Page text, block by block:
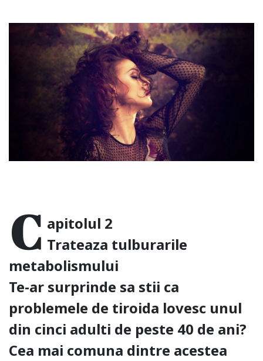
C apitolul 2
Trateaza tulburarile
metabolismului
Te-ar surprinde sa stii ca
problemele de tiroida lovesc unul
din cinci adulti de peste 40 de ani?
Cea mai comuna dintre acestea